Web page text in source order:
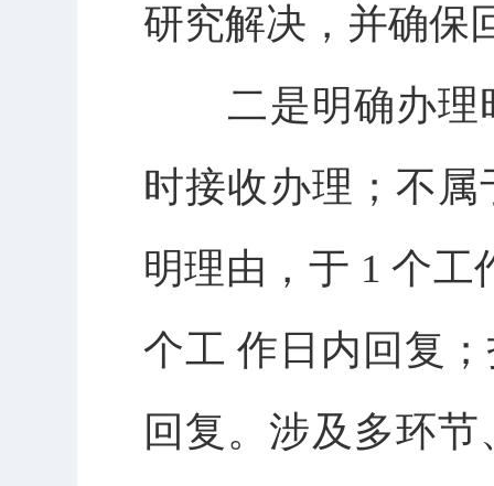
研究解决，并确保
二是明确办理时
时接收办理；不
明理由，于 1 个
个工 作日内回复
回复。涉及多环